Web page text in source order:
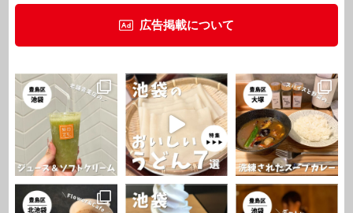
広告掲載について